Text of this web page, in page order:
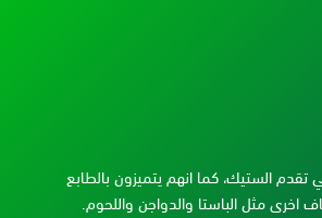
الستيك، كما انهم يتميزون بالطابع
اخرى مثل الباستا والدواجن واللحوم.